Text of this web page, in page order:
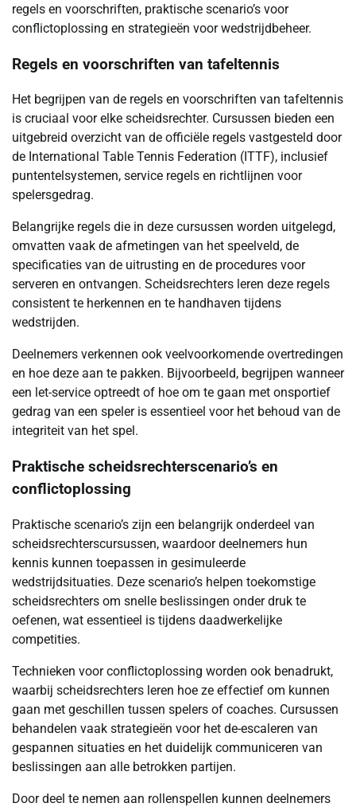
regels en voorschriften, praktische scenario’s voor
conflictoplossing en strategieën voor wedstrijdbeheer.
Regels en voorschriften van tafeltennis
Het begrijpen van de regels en voorschriften van tafeltennis
is cruciaal voor elke scheidsrechter. Cursussen bieden een
uitgebreid overzicht van de officiële regels vastgesteld door
de International Table Tennis Federation (ITTF), inclusief
puntentelsystemen, service regels en richtlijnen voor
spelersgedrag.
Belangrijke regels die in deze cursussen worden uitgelegd,
omvatten vaak de afmetingen van het speelveld, de
specificaties van de uitrusting en de procedures voor
serveren en ontvangen. Scheidsrechters leren deze regels
consistent te herkennen en te handhaven tijdens
wedstrijden.
Deelnemers verkennen ook veelvoorkomende overtredingen
en hoe deze aan te pakken. Bijvoorbeeld, begrijpen wanneer
een let-service optreedt of hoe om te gaan met onsportief
gedrag van een speler is essentieel voor het behoud van de
integriteit van het spel.
Praktische scheidsrechterscenario’s en
conflictoplossing
Praktische scenario’s zijn een belangrijk onderdeel van
scheidsrechterscursussen, waardoor deelnemers hun
kennis kunnen toepassen in gesimuleerde
wedstrijdsituaties. Deze scenario’s helpen toekomstige
scheidsrechters om snelle beslissingen onder druk te
oefenen, wat essentieel is tijdens daadwerkelijke
competities.
Technieken voor conflictoplossing worden ook benadrukt,
waarbij scheidsrechters leren hoe ze effectief om kunnen
gaan met geschillen tussen spelers of coaches. Cursussen
behandelen vaak strategieën voor het de-escaleren van
gespannen situaties en het duidelijk communiceren van
beslissingen aan alle betrokken partijen.
Door deel te nemen aan rollenspellen kunnen deelnemers